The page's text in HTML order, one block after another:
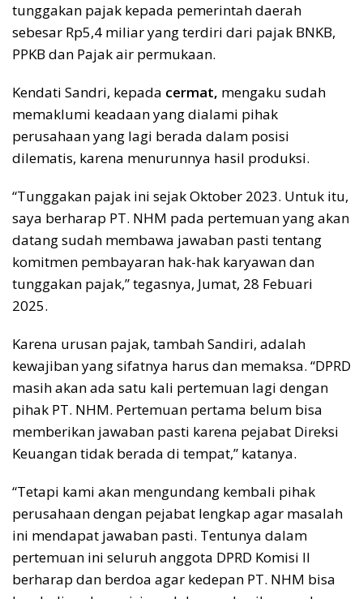
tunggakan pajak kepada pemerintah daerah
sebesar Rp5,4 miliar yang terdiri dari pajak BNKB,
PPKB dan Pajak air permukaan.
Kendati Sandri, kepada cermat, mengaku sudah
memaklumi keadaan yang dialami pihak
perusahaan yang lagi berada dalam posisi
dilematis, karena menurunnya hasil produksi.
“Tunggakan pajak ini sejak Oktober 2023. Untuk itu,
saya berharap PT. NHM pada pertemuan yang akan
datang sudah membawa jawaban pasti tentang
komitmen pembayaran hak-hak karyawan dan
tunggakan pajak,” tegasnya, Jumat, 28 Febuari
2025.
Karena urusan pajak, tambah Sandiri, adalah
kewajiban yang sifatnya harus dan memaksa. “DPRD
masih akan ada satu kali pertemuan lagi dengan
pihak PT. NHM. Pertemuan pertama belum bisa
memberikan jawaban pasti karena pejabat Direksi
Keuangan tidak berada di tempat,” katanya.
“Tetapi kami akan mengundang kembali pihak
perusahaan dengan pejabat lengkap agar masalah
ini mendapat jawaban pasti. Tentunya dalam
pertemuan ini seluruh anggota DPRD Komisi II
berharap dan berdoa agar kedepan PT. NHM bisa